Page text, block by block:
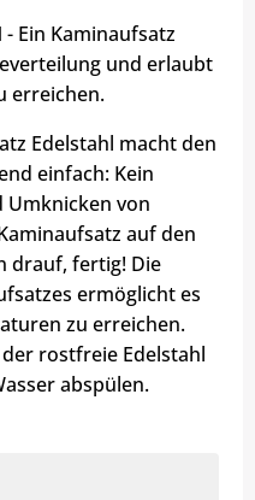
- Ein Kaminaufsatz
und erlaubt
erreichen.
Edelstahl macht den
einfach: Kein
Umknicken von
auf den
drauf, fertig! Die
ermöglicht es
zu erreichen.
rostfreie Edelstahl
abspülen.